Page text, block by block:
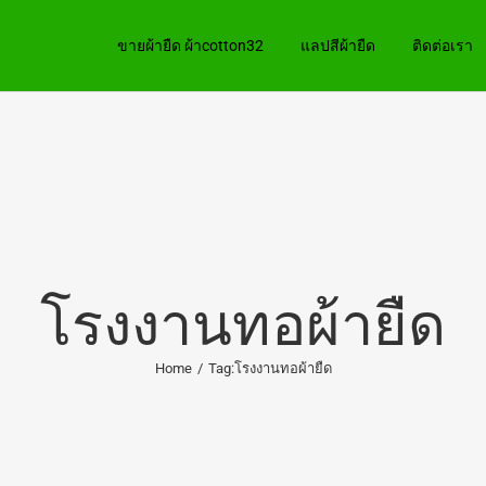
ขายผ้ายืด ผ้าcotton32 แลปสีผ้ายืด ติดต่อเรา
โรงงานทอผ้ายืด
Home / Tag:โรงงานทอผ้ายืด